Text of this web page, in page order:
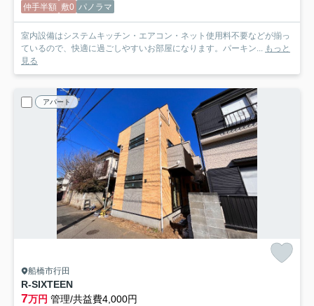
仲手半額 敷0 パノラマ
室内設備はシステムキッチン・エアコン・ネット使用料不要などが揃っ
ているので、快適に過ごしやすいお部屋になります。パーキン...
もっと
見る
アパート
船橋市行田
R-SIXTEEN
7万円 管理/共益費4,000円